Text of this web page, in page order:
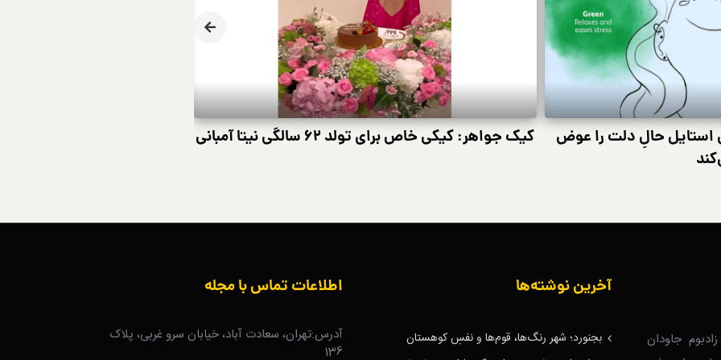
استایل حالِ دلت را عوض
کیک جواهر: کیکی خاص برای تولد ۶۲ سالگی نیتا آمبانی
جاودان
آخرین نوشته‌ها
بجنورد؛ شهر رنگ‌ها، قوم‌ها و نفسِ کوهستان
اطلاعات تماس با مجله
آدرس:تهران، سعادت آباد، خیابان سرو غربی، پلاک
136